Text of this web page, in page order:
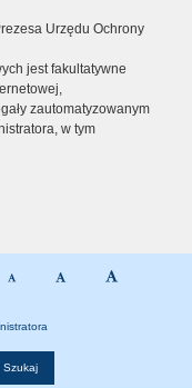
Urzędu Ochrony
jest fakultatywne
zautomatyzowanym
w tym